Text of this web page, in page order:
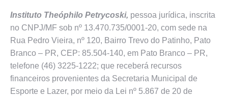
Instituto Theóphilo Petrycoski, pessoa jurídica, inscrita
no CNPJ/MF sob nº 13.470.735/0001-20, com sede na
Rua Pedro Vieira, nº 120, Bairro Trevo do Patinho, Pato
Branco – PR, CEP: 85.504-140, em Pato Branco – PR,
telefone (46) 3225-1222; que receberá recursos
financeiros provenientes da Secretaria Municipal de
Esporte e Lazer, por meio da Lei nº 5.867 de 20 de